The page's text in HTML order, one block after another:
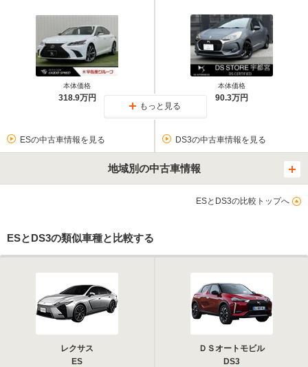
本体価格
318.9万円
本体価格
90.3万円
もっと見る
ESの中古車情報を見る DS3の中古車情報を見る
地域別の中古車情報
ESとDS3の比較トップへ
ESとDS3の類似車種と比較する
レクサス
ES
ＤＳオートモビル
DS3